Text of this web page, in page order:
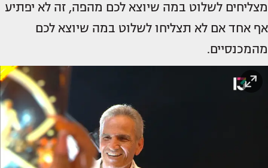
מצליחים לשלוט במה שיוצא לכם מהפה, זה לא יפתיע
אף אחד אם לא תצליחו לשלוט במה שיוצא לכם
מהמכנסיים.